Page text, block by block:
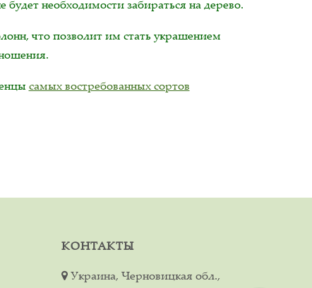
необходимости забираться на дерево.
что позволит им стать украшением
самых востребованных сортов
КОНТАКТЫ
Украина, Черновицкая обл.,